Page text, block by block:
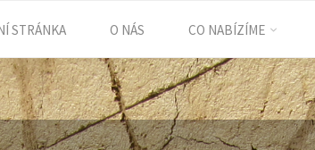
STRÁNKA O NÁS CO NABÍZÍME